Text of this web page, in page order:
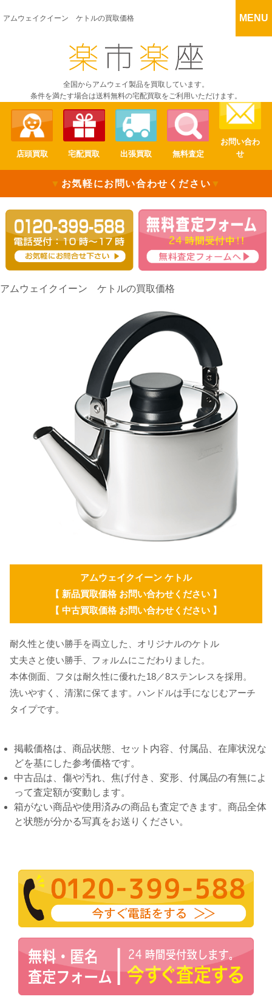
MENU
アムウェイクイーン ケトルの買取価格
全国からアムウェイ製品を買取しています。
条件を満たす場合は送料無料の宅配買取をご利用いただけます。
店頭買取 宅配買取 出張買取 無料査定
お問い合わ
せ
▼ お気軽にお問い合わせください ▼
アムウェイクイーン ケトルの買取価格
アムウェイクイーン ケトル
【 新品買取価格 お問い合わせください 】
【 中古買取価格 お問い合わせください 】
耐久性と使い勝手を両立した、オリジナルのケトル
丈夫さと使い勝手、フォルムにこだわりました。
本体側面、フタは耐久性に優れた18／8ステンレスを採用。
洗いやすく、清潔に保てます。ハンドルは手になじむアーチ
タイプです。
掲載価格は、商品状態、セット内容、付属品、在庫状況な
どを基にした参考価格です。
中古品は、傷や汚れ、焦げ付き、変形、付属品の有無によ
って査定額が変動します。
箱がない商品や使用済みの商品も査定できます。商品全体
と状態が分かる写真をお送りください。